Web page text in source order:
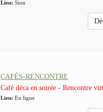
Lieu: Sion
CAFÉS-RENCONTRE
Café déca en soirée - Rencontre
Lieu: En ligne